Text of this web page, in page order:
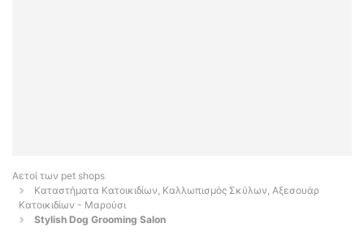
Αετοί των pet shops
Καταστήματα Κατοικιδίων, Καλλωπισμός Σκύλων, Αξεσουάρ
Κατοικιδίων - Μαρούσι
Stylish Dog Grooming Salon